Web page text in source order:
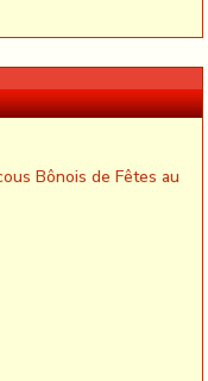
Bônois de Fêtes au